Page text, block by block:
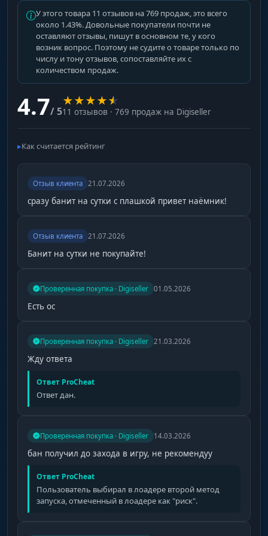
использование ключей без расхода
(бесплатно)
No Visor
Config System
сохранение, загрузка и сброс настроек
Menu Settings
настройка клавиши меню и масштаба
Built-in Spoofer
У этого товара 11 отзывов на 769 продаж, это всего
около 1.43%. Довольные покупатели почти не
оставляют отзывы, пишут в основном те, у кого
возник вопрос. Поэтому не судите о товаре только по
числу и тону отзывов, сопоставляйте их с
количеством продаж.
4.7/ 5
★★★★★
11 отзывов · 769 продаж на Digiseller
Как считается рейтинг
Отзыв клиента 21.07.2026
сразу банит на сутки с плашкой привет наёмник!
Отзыв клиента 21.07.2026
Банит на сутки не покупайте!
Проверенная покупка · Digiseller 01.05.2026
Есть ос
Проверенная покупка · Digiseller 21.03.2026
Жду ответа
Ответ ProCheat
Ответ дан.
Проверенная покупка · Digiseller 14.03.2026
бан получил до захода в игру, не рекомендуу
Ответ ProCheat
Пользователь выбирал в лоадере второй метод
запуска, отмеченный в лоадере как "риск".